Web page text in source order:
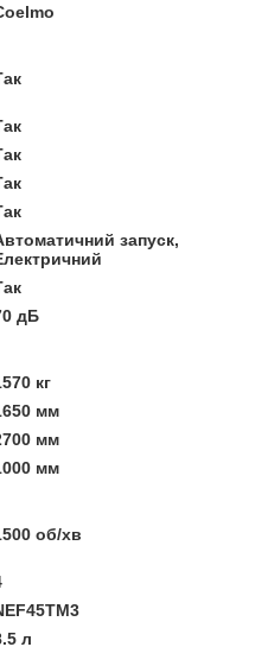
запуск,
дБ
кг
мм
мм
мм
об/хв
л